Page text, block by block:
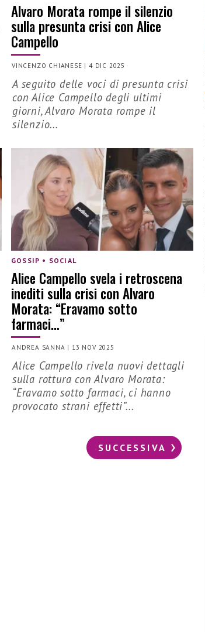
Alvaro Morata rompe il silenzio
sulla presunta crisi con Alice
Campello
VINCENZO CHIANESE |4 DIC 2025
A seguito delle voci di presunta crisi
con Alice Campello degli ultimi
giorni, Alvaro Morata rompe il
silenzio...
GOSSIP • SOCIAL
Alice Campello svela i retroscena
inediti sulla crisi con Alvaro
Morata: “Eravamo sotto
farmaci…”
ANDREA SANNA | 13 NOV 2025
Alice Campello rivela nuovi dettagli
sulla rottura con Alvaro Morata:
“Eravamo sotto farmaci, ci hanno
provocato strani effetti”...
SUCCESSIVA